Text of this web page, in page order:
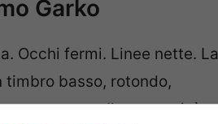
Garko
Occhi fermi. Linee nette. La
timbro basso, rotondo,
crea attesa. Il tatto, qui, è